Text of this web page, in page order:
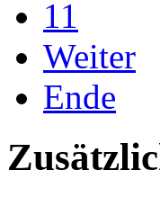
11
Weiter
Ende